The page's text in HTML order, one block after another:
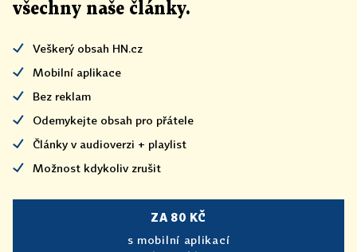
všechny naše články.
Veškerý obsah HN.cz
Mobilní aplikace
Bez reklam
Odemykejte obsah pro přátele
Články v audioverzi + playlist
Možnost kdykoliv zrušit
ZA 80 KČ
s mobilní aplikací